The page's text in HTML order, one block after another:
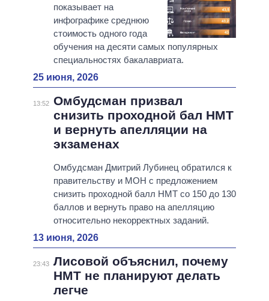
показывает на
инфографике среднюю
стоимость одного года
обучения на десяти самых популярных
специальностях бакалавриата.
25 июня, 2026
13:52 Омбудсман призвал
снизить проходной бал НМТ
и вернуть апелляции на
экзаменах
Омбудсман Дмитрий Лубинец обратился к
правительству и МОН с предложением
снизить проходной балл НМТ со 150 до 130
баллов и вернуть право на апелляцию
относительно некорректных заданий.
13 июня, 2026
23:43 Лисовой объяснил, почему
НМТ не планируют делать
легче